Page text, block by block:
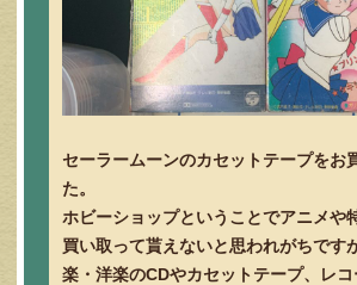
セーラームーンのカセットテープをお
た。
ホビーショップということでアニメや
買い取って貰えないと思われがちです
楽・洋楽のCDやカセットテープ、レ